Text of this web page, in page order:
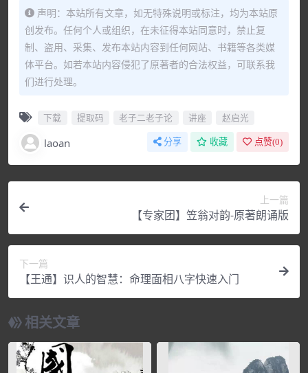
声明：本站所有文章，如无特殊说明或标注，均为本站原
创发布。任何个人或组织，在未征得本站同意时，禁止复
制、盗用、采集、发布本站内容到任何网站、书籍等各类媒
体平台。如若本站内容侵犯了原著者的合法权益，可联系我
们进行处理。
下载 提取码 老子二老子论 讲座 赵启光
laoan 分享 收藏 点赞(0)
上一篇
【专家团】笠翁对韵-原著朗诵版
下一篇
【王通】识人的智慧：命理面相八字快速入门
相关文章